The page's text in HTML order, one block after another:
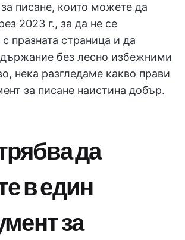
писане, които можете да
2023 г., за да не се
с празната страница и да
без лесно избежними
нека разгледаме какво прави
за писане наистина добър.
да
в един
за